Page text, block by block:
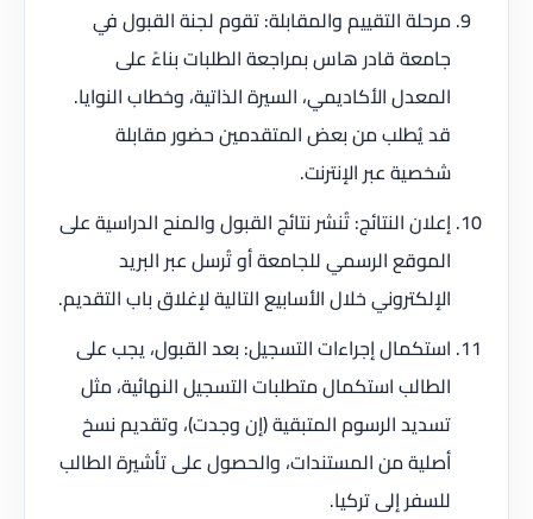
مرحلة التقييم والمقابلة: تقوم لجنة القبول في
جامعة قادر هاس بمراجعة الطلبات بناءً على
المعدل الأكاديمي، السيرة الذاتية، وخطاب النوايا.
قد يُطلب من بعض المتقدمين حضور مقابلة
شخصية عبر الإنترنت.
إعلان النتائج: تُنشر نتائج القبول والمنح الدراسية على
الموقع الرسمي للجامعة أو تُرسل عبر البريد
الإلكتروني خلال الأسابيع التالية لإغلاق باب التقديم.
استكمال إجراءات التسجيل: بعد القبول، يجب على
الطالب استكمال متطلبات التسجيل النهائية، مثل
تسديد الرسوم المتبقية (إن وجدت)، وتقديم نسخ
أصلية من المستندات، والحصول على تأشيرة الطالب
للسفر إلى تركيا.